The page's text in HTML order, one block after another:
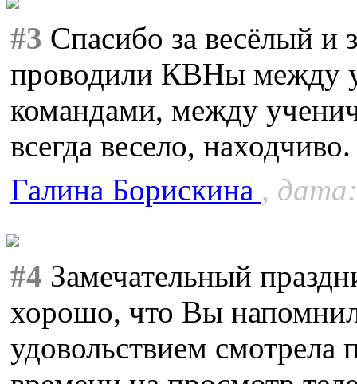
#3 Спасибо за весёлый и
проводили КВНы между
командами, между
всегда весело, находчиво.
Галина Борискина ,
#4 Замечательный
хорошо, что Вы
удовольствием